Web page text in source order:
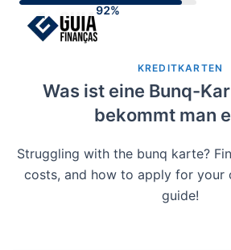
KREDITKARTEN
Was ist eine Bunq-
bekommt man
Struggling with the bunq karte?
costs, and how to apply for your
guide!